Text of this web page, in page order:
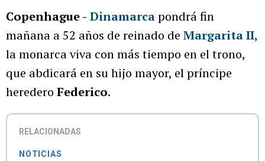
Copenhague - Dinamarcapondrá fin
mañana a 52 años de reinado de Margarita II,
la monarca viva con más tiempo en el trono,
que abdicará en su hijo mayor, el príncipe
heredero Federico.
RELACIONADAS
NOTICIAS